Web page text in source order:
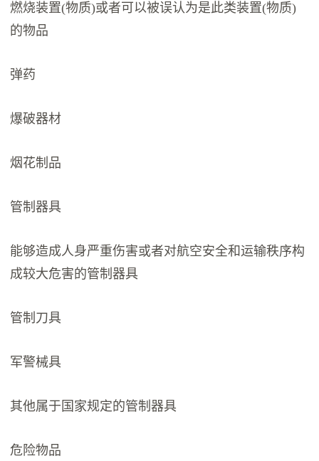
燃烧装置(物质)或者可以被误认为是此类装置(物质)
的物品
弹药
爆破器材
烟花制品
管制器具
能够造成人身严重伤害或者对航空安全和运输秩序构
成较大危害的管制器具
管制刀具
军警械具
其他属于国家规定的管制器具
危险物品